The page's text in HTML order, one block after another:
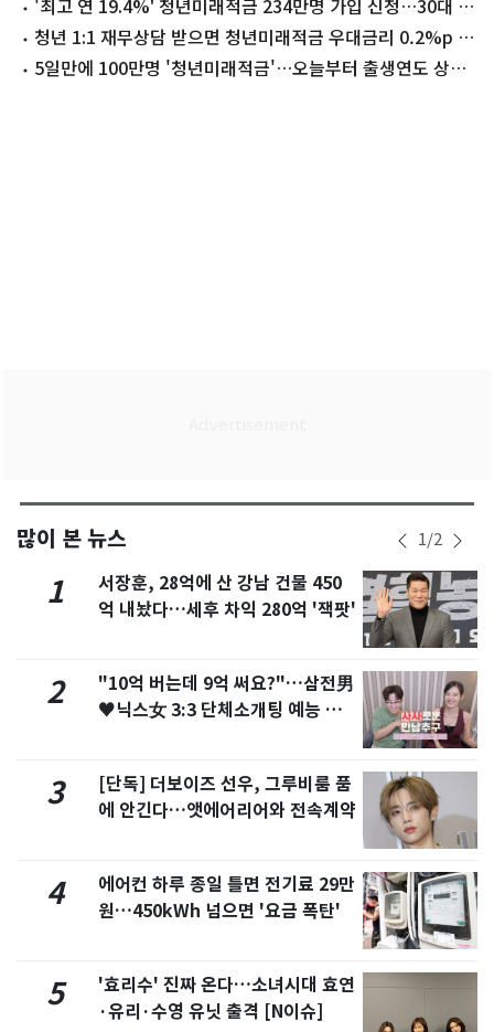
원상복귀
'최고 연 19.4%' 청년미래적금 234만명 가입 신청…30대 비
중 높아
청년 1:1 재무상담 받으면 청년미래적금 우대금리 0.2%p 준
다 5일만에 100만명 '청년미래적금'…오늘부터 출생연도 상관
많이 본 뉴스 1/2
1
서장훈, 28억에 산 강남 건물 450
억 내놨다…세후 차익 280억 '잭팟'
2
"10억 버는데 9억 써요?"…삼전男
♥닉스女 3:3 단체소개팅 예능 화
3
[단독] 더보이즈 선우, 그루비룸 품
에 안긴다…앳에어리어와 전속계약
4
에어컨 하루 종일 틀면 전기료 29만
원…450kWh 넘으면 '요금 폭탄'
5
'효리수' 진짜 온다…소녀시대 효연
·유리·수영 유닛 출격 [N이슈]